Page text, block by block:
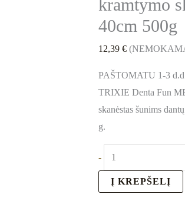
kramtymo
40cm 500g
12,39€
PAŠTOMATU 1-3
TRIXIE Denta Fun
skanėstas šunims
g.
-
Į KREPŠELĮ